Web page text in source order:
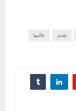
تقدم عالميا